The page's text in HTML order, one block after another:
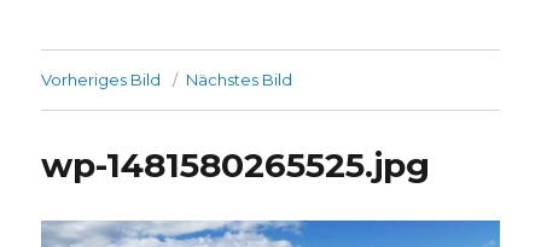
Vorheriges Bild Nächstes Bild
wp-1481580265525.jpg